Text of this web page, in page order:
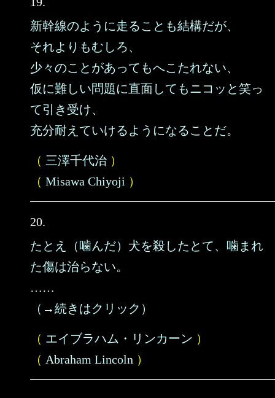
新幹線のように走ることも結構だが、
それよりもむしろ、
少々のことがあってもへこたれない、
仮に難しい問題に直面してもニコッと笑っ
て引き受け、
充分耐えていけるようになることだ。
（ 三澤千代治 ）
（ Misawa Chiyoji ）
20.
たとえ（噛んだ）犬を殺したとて、噛まれ
た傷は治らない。
……
（→続きはクリック）
（ エイブラハム・リンカーン ）
（ Abraham Lincoln ）